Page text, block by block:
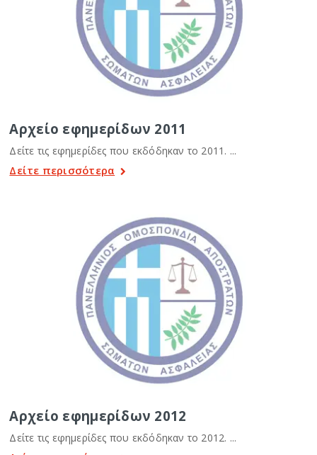
Αρχείο εφημερίδων 2011
Δείτε τις εφημερίδες που εκδόδηκαν το 2011. ...
Δείτε περισσότερα
Αρχείο εφημερίδων 2012
Δείτε τις εφημερίδες που εκδόδηκαν το 2012. ...